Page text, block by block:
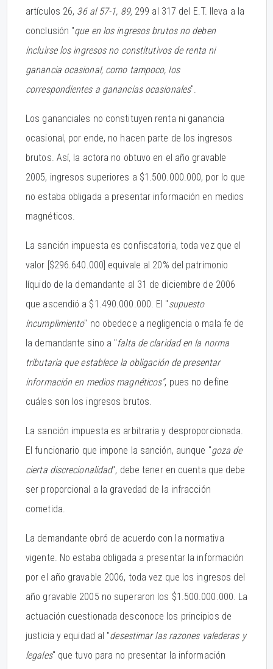
artículos 26, 36 al 57-1, 89, 299 al 317 del E.T. lleva a la
conclusión "que en los ingresos brutos no deben
incluirse los ingresos no constitutivos de renta ni
ganancia ocasional, como tampoco, los
correspondientes a ganancias ocasionales".
Los gananciales no constituyen renta ni ganancia
ocasional, por ende, no hacen parte de los ingresos
brutos. Así, la actora no obtuvo en el año gravable
2005, ingresos superiores a $1.500.000.000, por lo que
no estaba obligada a presentar información en medios
magnéticos.
La sanción impuesta es confiscatoria, toda vez que el
valor [$296.640.000] equivale al 20% del patrimonio
líquido de la demandante al 31 de diciembre de 2006
que ascendió a $1.490.000.000. El "supuesto
incumplimiento" no obedece a negligencia o mala fe de
la demandante sino a "falta de claridad en la norma
tributaria que establece la obligación de presentar
información en medios magnéticos", pues no define
cuáles son los ingresos brutos.
La sanción impuesta es arbitraria y desproporcionada.
El funcionario que impone la sanción, aunque "goza de
cierta discrecionalidad", debe tener en cuenta que debe
ser proporcional a la gravedad de la infracción
cometida.
La demandante obró de acuerdo con la normativa
vigente. No estaba obligada a presentar la información
por el año gravable 2006, toda vez que los ingresos del
año gravable 2005 no superaron los $1.500.000.000. La
actuación cuestionada desconoce los principios de
justicia y equidad al "desestimar las razones valederas y
legales" que tuvo para no presentar la información